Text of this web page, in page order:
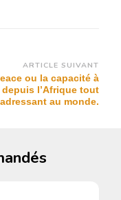
ARTICLE SUIVANT
ou la capacité à
depuis l’Afrique tout
au monde.